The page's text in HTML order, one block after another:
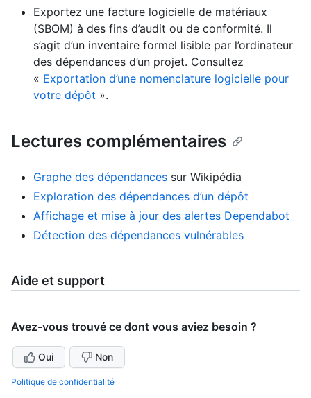
Exportez une facture logicielle de matériaux
(SBOM) à des fins d’audit ou de conformité. Il
s’agit d’un inventaire formel lisible par l’ordinateur
des dépendances d’un projet. Consultez
« Exportation d’une nomenclature logicielle pour
votre dépôt ».
Lectures complémentaires
Graphe des dépendances sur Wikipédia
Exploration des dépendances d’un dépôt
Affichage et mise à jour des alertes Dependabot
Détection des dépendances vulnérables
Aide et support
Avez-vous trouvé ce dont vous aviez besoin ?
Oui Non
Politique de confidentialité